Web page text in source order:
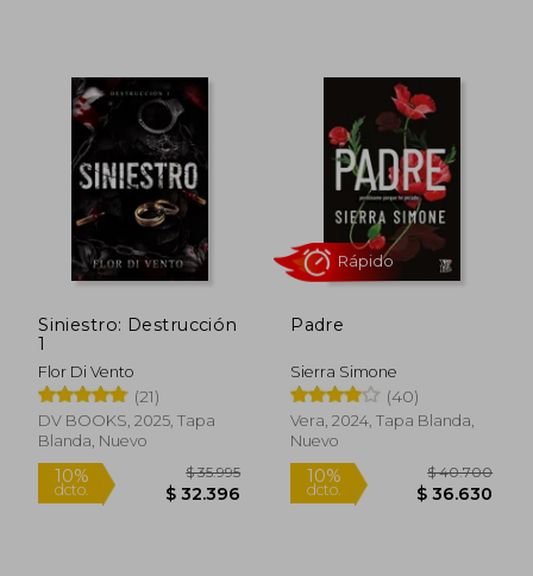
Rápido Rápido
Siniestro: Destrucción
1
Flor Di Vento
(21)
DV BOOKS, 2025, Tapa
Blanda, Nuevo
Padre
Sierra Simone
(40)
Vera, 2024, Tapa Blanda,
Nuevo